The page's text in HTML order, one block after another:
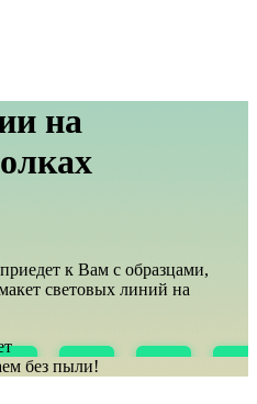
на
к Вам с образцами,
световых линий на
без пыли!